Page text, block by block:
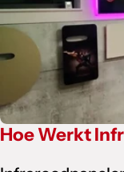
Hoe Werkt